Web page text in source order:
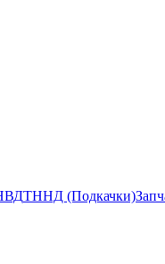
ТННД (Подкачки)